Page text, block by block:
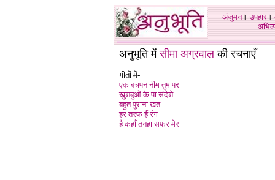
अंजुमन।उपहार।
अनुभूति मेंसीमा अग्रवाल की रचनाएँ
गीतों में-
एक बचपन नीम तुम पर
खुशबुओं के पा संदेशे
बहुत पुराना खत
हर तरफ हैं रंग
है कहाँ तनहा सफर मेरा